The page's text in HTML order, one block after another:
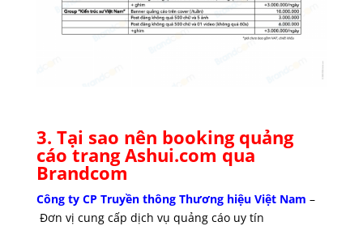
3. Tại sao nên booking quảng
cáo trang Ashui.com qua
Brandcom
Công ty CP Truyền thông Thương hiệu Việt Nam –
Đơn vị cung cấp dịch vụ quảng cáo uy tín